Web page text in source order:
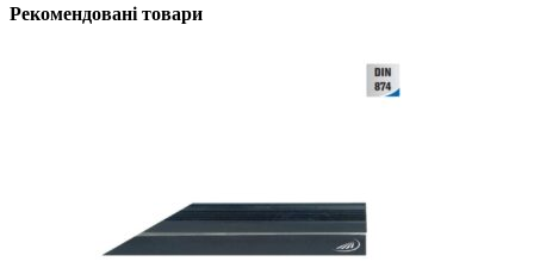
Рекомендовані товари